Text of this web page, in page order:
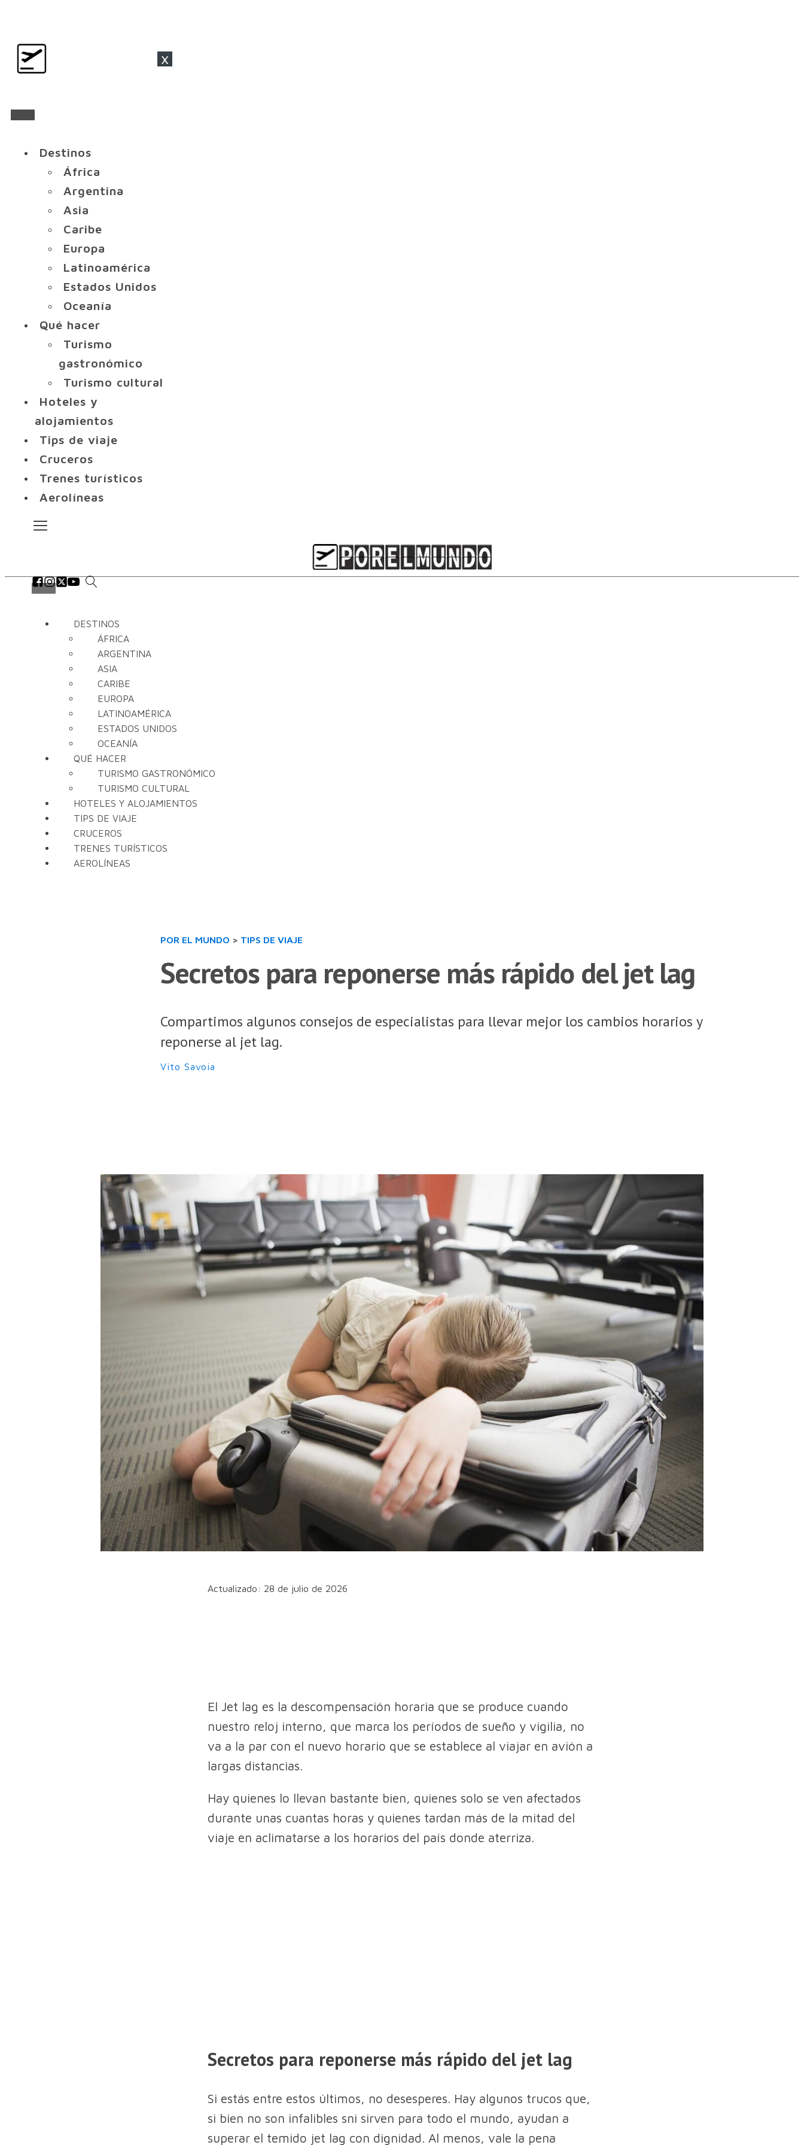
x
Destinos
África
Argentina
Asia
Caribe
Europa
Latinoamérica
Estados Unidos
Oceanía
Qué hacer
Turismo
gastronómico
Turismo cultural
Hoteles y
alojamientos
Tips de viaje
Cruceros
Trenes turísticos
Aerolíneas
DESTINOS
ÁFRICA
ARGENTINA
ASIA
CARIBE
EUROPA
LATINOAMÉRICA
ESTADOS UNIDOS
OCEANÍA
QUÉ HACER
TURISMO GASTRONÓMICO
TURISMO CULTURAL
HOTELES Y ALOJAMIENTOS
TIPS DE VIAJE
CRUCEROS
TRENES TURÍSTICOS
AEROLÍNEAS
POR EL MUNDO > TIPS DE VIAJE
Secretos para reponerse más rápido del jet lag
Compartimos algunos consejos de especialistas para llevar mejor los cambios horarios y
reponerse al jet lag.
Vito Savoia
Actualizado: 28 de julio de 2026
El Jet lag es la descompensación horaria que se produce cuando
nuestro reloj interno, que marca los períodos de sueño y vigilia, no
va a la par con el nuevo horario que se establece al viajar en avión a
largas distancias.
Hay quienes lo llevan bastante bien, quienes solo se ven afectados
durante unas cuantas horas y quienes tardan más de la mitad del
viaje en aclimatarse a los horarios del país donde aterriza.
Secretos para reponerse más rápido del jet lag
Si estás entre estos últimos, no desesperes. Hay algunos trucos que,
si bien no son infalibles sni sirven para todo el mundo, ayudan a
superar el temido jet lag con dignidad. Al menos, vale la pena